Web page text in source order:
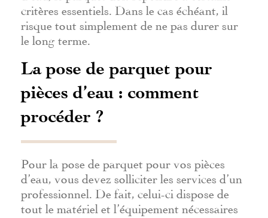
critères essentiels. Dans le cas échéant, il
risque tout simplement de ne pas durer sur
le long terme.
La pose de parquet pour
pièces d’eau : comment
procéder ?
Pour la pose de parquet pour vos pièces
d’eau, vous devez solliciter les services d’un
professionnel. De fait, celui-ci dispose de
tout le matériel et l’équipement nécessaires